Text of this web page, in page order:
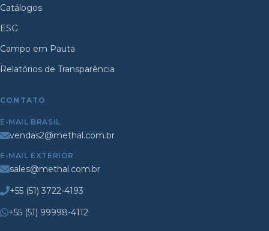
Catálogos
ESG
Campo em Pauta
Relatórios de Transparência
CONTATO
E-MAIL BRASIL
vendas2@methal.com.br
E-MAIL EXTERIOR
sales@methal.com.br
+55 (51) 3722-4193
+55 (51) 99998-4112